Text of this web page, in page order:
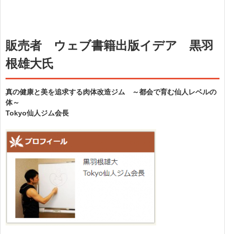
販売者 ウェブ書籍出版イデア 黒羽
根雄大氏
真の健康と美を追求する肉体改造ジム ～都会で育む仙人レベルの
体～
Tokyo仙人ジム会長